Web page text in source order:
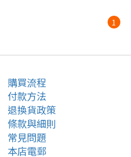
1
購買流程
付款方法
退換貨政策
條款與細則
常見問題
本店電郵